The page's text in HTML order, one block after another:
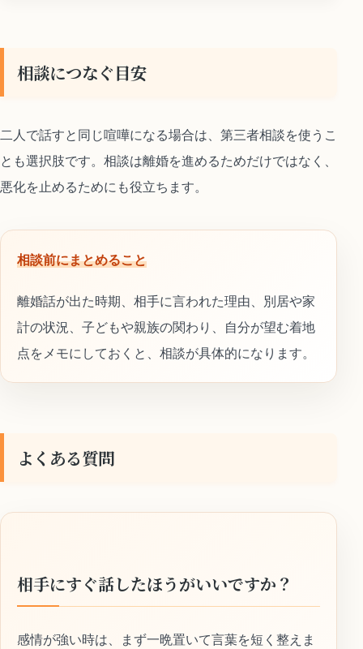
相談につなぐ目安
二人で話すと同じ喧嘩になる場合は、第三者相談を使うこ
とも選択肢です。相談は離婚を進めるためだけではなく、
悪化を止めるためにも役立ちます。
相談前にまとめること
離婚話が出た時期、相手に言われた理由、別居や家
計の状況、子どもや親族の関わり、自分が望む着地
点をメモにしておくと、相談が具体的になります。
よくある質問
相手にすぐ話したほうがいいですか？
感情が強い時は、まず一晩置いて言葉を短く整えま